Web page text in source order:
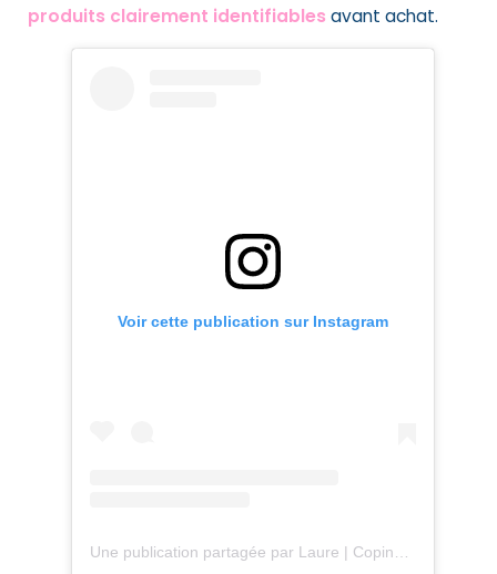
produits clairement identifiables avant achat.
Voir cette publication sur Instagram
Une publication partagée par Laure | Copines de Bons plans (@copinesdebonsplans.fr)